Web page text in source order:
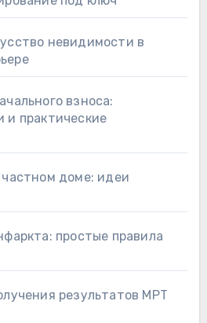
невидимости в
взноса:
и практические
частном доме: идеи
простые правила
результатов МРТ